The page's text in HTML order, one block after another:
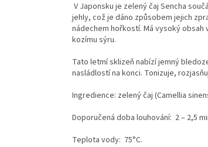
V Japonsku je zelený čaj Sencha
jehly, což je dáno způsobem jejich
nádechem hořkostí. Má vysoký obsah
kozímu sýru.
Tato letmí sklizeň nabízí jemný
nasládlostí na konci. Tonizuje,
Ingredience: zelený čaj (Camellia
Doporučená doba louhování: 2 – 2,5
Teplota vody: 75°C.